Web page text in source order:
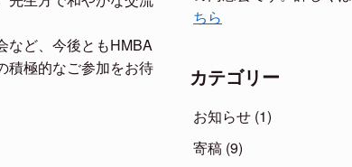
など、今後ともHMBA
積極的なご参加をお待
ちら
カテゴリー
お知らせ (1)
寄稿 (9)